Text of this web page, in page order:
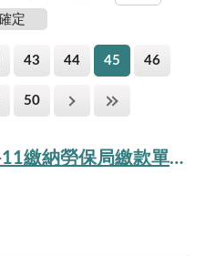
43 44 45 46
50
9月1日起到全家、7-11繳納勞保局繳款單，不用帶現金喔！